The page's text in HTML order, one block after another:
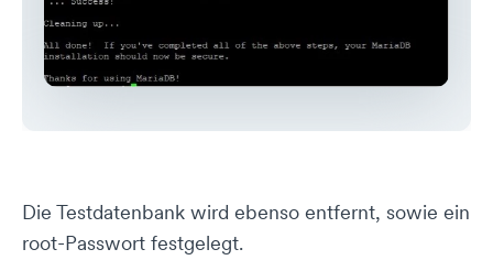
Die Testdatenbank wird ebenso entfernt, sowie ein
root-Passwort festgelegt.